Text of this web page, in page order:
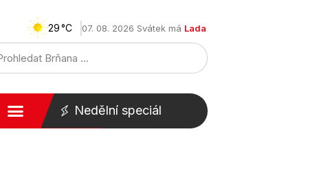
29 07. 08. 2026 Svátek má Lada
Nedělní speciál